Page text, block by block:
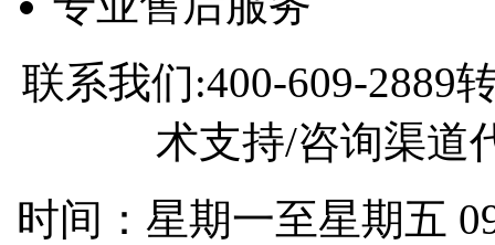
联系我们:400-609-2889
术支持/咨询渠道
时间：星期一至星期五